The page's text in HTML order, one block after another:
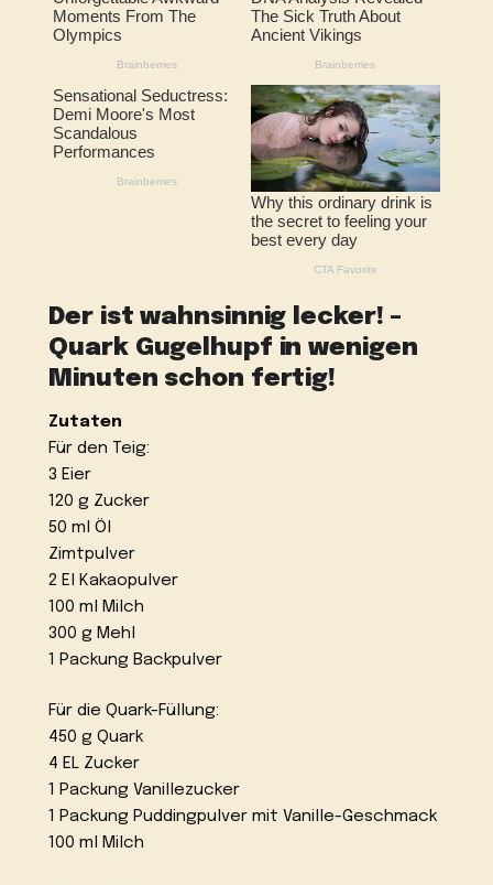
Der ist wahnsinnig lecker! –
Quark Gugelhupf in wenigen
Minuten schon fertig!
Zutaten
Für den Teig:
3 Eier
120 g Zucker
50 ml Öl
Zimtpulver
2 El Kakaopulver
100 ml Milch
300 g Mehl
1 Packung Backpulver
Für die Quark-Füllung:
450 g Quark
4 EL Zucker
1 Packung Vanillezucker
1 Packung Puddingpulver mit Vanille-Geschmack
100 ml Milch